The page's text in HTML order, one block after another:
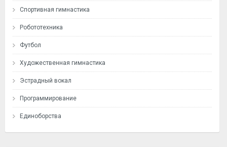
Спортивная гимнастика
Робототехника
Футбол
Художественная гимнастика
Эстрадный вокал
Программирование
Единоборства